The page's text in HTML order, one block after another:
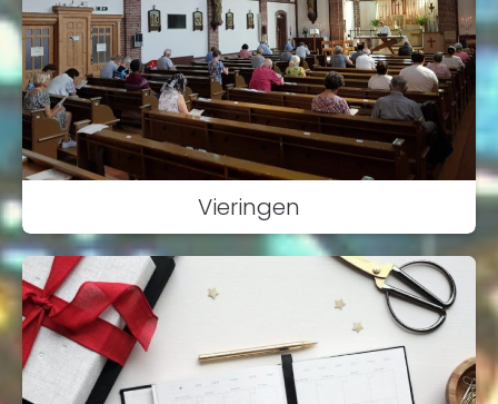
Vieringen